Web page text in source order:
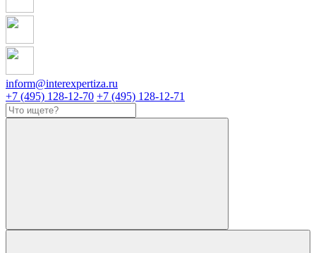
inform@interexpertiza.ru
+7 (495) 128-12-70 +7 (495) 128-12-71